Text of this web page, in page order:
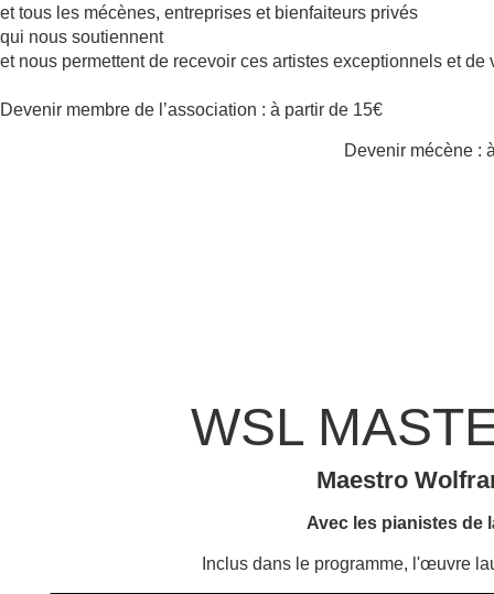
et tous les mécènes, entreprises et bienfaiteurs privés
qui nous soutiennent
et nous permettent de recevoir ces artistes exceptionnels et
Devenir membre de l’association : à partir de 15€
Devenir mécène :
WSL
Maestro
Avec les pianistes de
Inclus dans le programme, l'œuvre